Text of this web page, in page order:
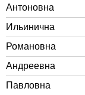
Антоновна
Ильинична
Романовна
Андреевна
Павловна